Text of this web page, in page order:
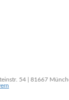
54 | 81667